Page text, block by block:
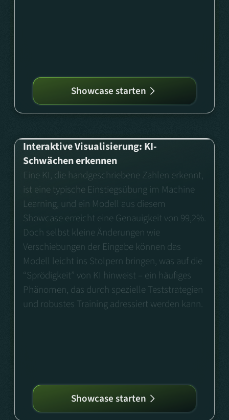
Showcase starten
Interaktive Visualisierung: KI-
Schwächen erkennen
Eine KI, die handgeschriebene Zahlen erkennt,
ist eine typische Einstiegsübung im Machine
Learning, und ein Modell aus diesem
Showcase erreicht eine Genauigkeit von 99,2%.
Doch selbst kleine Änderungen wie
Verschiebungen der Eingabe können das
Modell leicht ins Stolpern bringen, was auf die
“Sprödigkeit” von KI hinweist – ein häufiges
Phänomen, das durch spezielle Teststrategien
und robustes Training adressiert werden kann.
Showcase starten